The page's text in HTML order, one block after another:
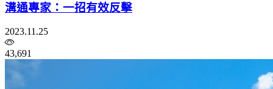
溝通專家：一招有效反擊
2023.11.25
43,691